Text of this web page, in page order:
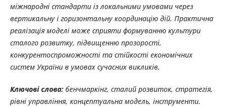
міжнародні стандарти із локальними умовами через
вертикальну і горизонтальну координацію дій. Практична
реалізація моделі може сприяти формуванню культури
сталого розвитку, підвищенню прозорості,
конкурентоспроможності та стійкості економічних
систем України в умовах сучасних викликів.
Ключові слова: бенчмаркінг, сталий розвиток, стратегія,
рівні управління, концептуальна модель, інструменти.